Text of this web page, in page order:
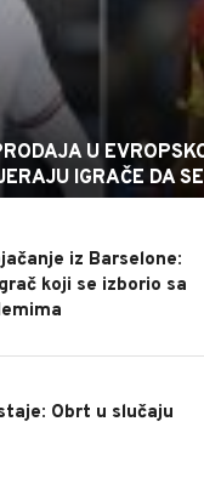
U
IGRAČE DA
iz Barselone:
koji se izborio sa
Obrt u slučaju